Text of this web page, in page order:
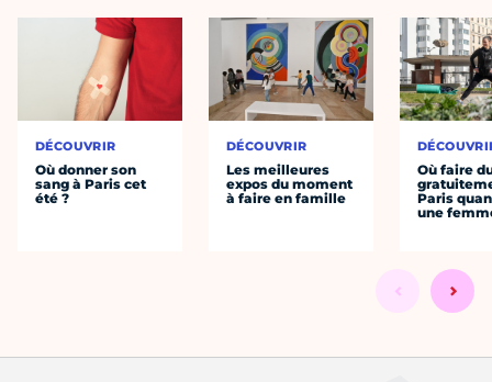
DÉCOUVRIR
Où donner son
sang à Paris cet
été ?
DÉCOUVRIR
Les meilleures
expos du moment
à faire en famille
Où faire
Paris
une